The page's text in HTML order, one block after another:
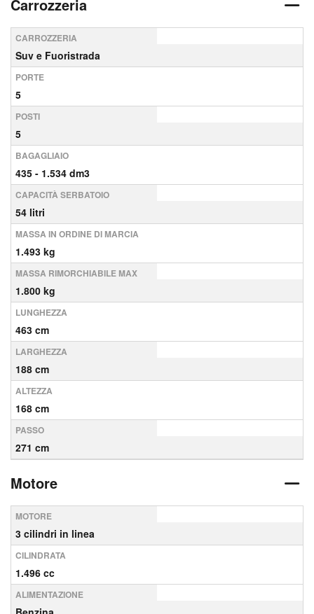
Carrozzeria
CARROZZERIA
Suv e Fuoristrada
PORTE
5
POSTI
5
BAGAGLIAIO
435 - 1.534 dm3
CAPACITÀ SERBATOIO
54 litri
MASSA IN ORDINE DI MARCIA
1.493 kg
MASSA RIMORCHIABILE MAX
1.800 kg
LUNGHEZZA
463 cm
LARGHEZZA
188 cm
ALTEZZA
168 cm
PASSO
271 cm
Motore
MOTORE
3 cilindri in linea
CILINDRATA
1.496 cc
ALIMENTAZIONE